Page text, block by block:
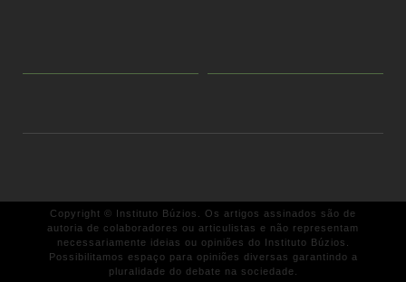
Copyright © Instituto Búzios. Os artigos assinados são de
autoria de colaboradores ou articulistas e não representam
necessariamente ideias ou opiniões do Instituto Búzios.
Possibilitamos espaço para opiniões diversas garantindo a
pluralidade do debate na sociedade.